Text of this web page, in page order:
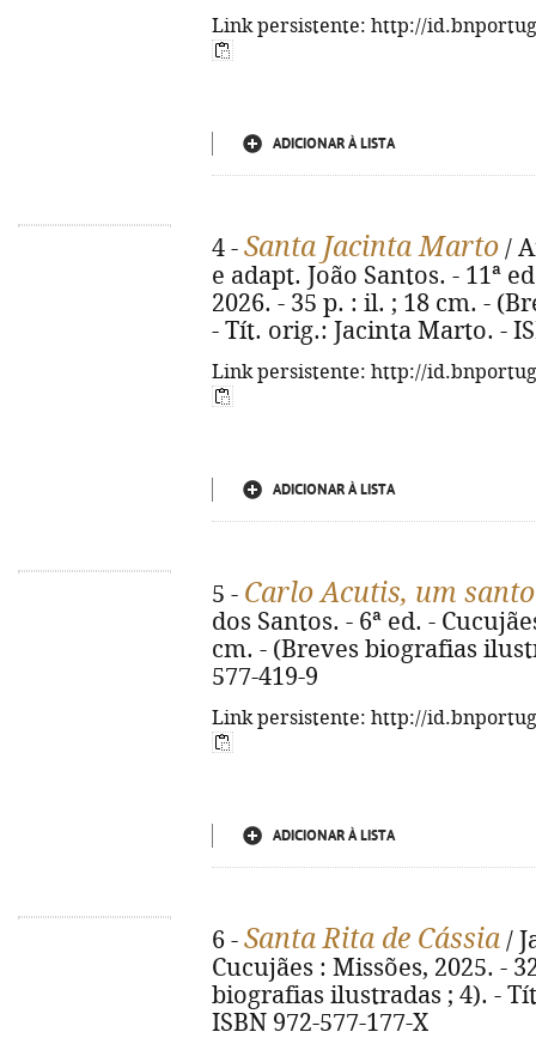
Link persistente: http://
ADICIONAR À LISTA
4 - Santa Jacinta Marto /
e adapt. João Santos. - 11ª
2026. - 35 p. : il. ; 18 cm. -
- Tít. orig.: Jacinta Marto. -
Link persistente: http://
ADICIONAR À LISTA
5 - Carlo Acutis, um
dos Santos. - 6ª ed. -
cm. - (Breves biografias
577-419-9
Link persistente: http://
ADICIONAR À LISTA
6 - Santa Rita de Cássia /
Cucujães : Missões, 2025. -
biografias ilustradas ; 4). -
ISBN 972-577-177-X